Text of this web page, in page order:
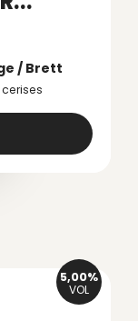
/ Brett
5,00%
VOL